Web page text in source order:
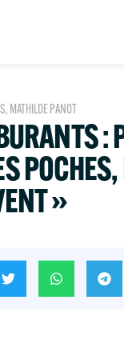
, MATHILDE PANOT
:
»